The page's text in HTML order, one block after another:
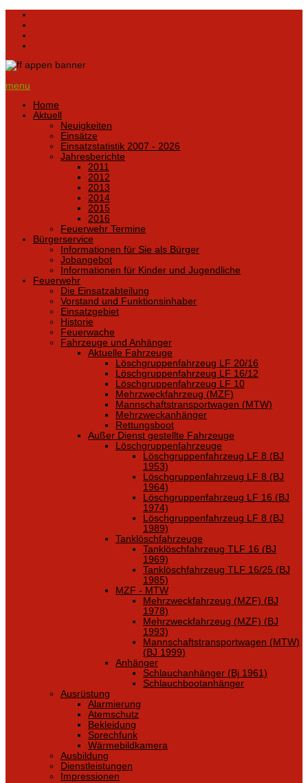
menu
Home
Aktuell
Neuigkeiten
Einsätze
Einsatzstatistik 2007 - 2026
Jahresberichte
2011
2012
2013
2014
2015
2016
Feuerwehr Termine
Bürgerservice
Informationen für Sie als Bürger
Jobangebot
Informationen für Kinder und Jugendliche
Feuerwehr
Die Einsatzabteilung
Vorstand und Funktionsinhaber
Einsatzgebiet
Historie
Feuerwache
Fahrzeuge und Anhänger
Aktuelle Fahrzeuge
Löschgruppenfahrzeug LF 20/16
Löschgruppenfahrzeug LF 16/12
Löschgruppenfahrzeug LF 10
Mehrzweckfahrzeug (MZF)
Mannschaftstransportwagen (MTW)
Mehrzweckanhänger
Rettungsboot
Außer Dienst gestellte Fahrzeuge
Löschgruppenfahrzeuge
Löschgruppenfahrzeug LF 8 (BJ
1953)
Löschgruppenfahrzeug LF 8 (BJ
1964)
Löschgruppenfahrzeug LF 16 (BJ
1974)
Löschgruppenfahrzeug LF 8 (BJ
1989)
Tanklöschfahrzeuge
Tanklöschfahrzeug TLF 16 (BJ
1969)
Tanklöschfahrzeug TLF 16/25 (BJ
1985)
MZF - MTW
Mehrzweckfahrzeug (MZF) (BJ
1978)
Mehrzweckfahrzeug (MZF) (BJ
1993)
Mannschaftstransportwagen (MTW)
(BJ 1999)
Anhänger
Schlauchanhänger (Bj 1961)
Schlauchbootanhänger
Ausrüstung
Alarmierung
Atemschutz
Bekleidung
Sprechfunk
Wärmebildkamera
Ausbildung
Dienstleistungen
Impressionen